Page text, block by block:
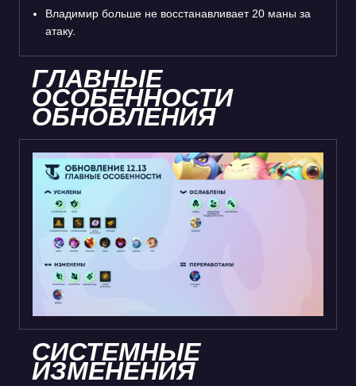
Владимир больше не восстанавливает 20 маны за
атаку.
ГЛАВНЫЕ
ОСОБЕННОСТИ
ОБНОВЛЕНИЯ
СИСТЕМНЫЕ
ИЗМЕНЕНИЯ